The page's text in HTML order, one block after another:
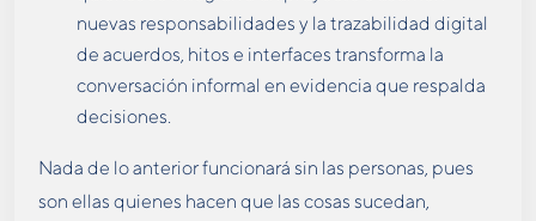
nuevas responsabilidades y la trazabilidad digital
de acuerdos, hitos e interfaces transforma la
conversación informal en evidencia que respalda
decisiones.
Nada de lo anterior funcionará sin las personas, pues
son ellas quienes hacen que las cosas sucedan,